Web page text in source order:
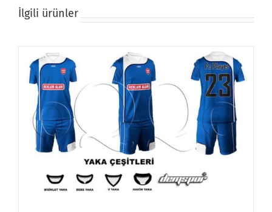
İlgili ürünler